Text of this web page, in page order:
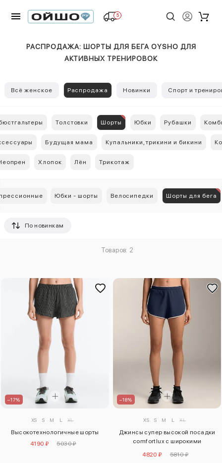
5
РАСПРОДАЖА: ШОРТЫ ДЛЯ БЕГА OYSHO ДЛЯ
АКТИВНЫХ ТРЕНИРОВОК
Всё женское Распродажа Новинки Спорт и
Толстовки Шорты Юбки Рубашки
Будущая мама Купальники, трикини и бикини
Хлопок Лён Трикотаж
Юбки - шорты Велосипедки Шорты для бега
По новинкам
Товаров: 2
–17%
XS S M L XL
Высокотехнологичные шорты
4190 ₽
5030 ₽
–18%
XS S M L XL
Джинсы супер высокой посадки
comfortlux с широкими
4820 ₽ 5810 ₽